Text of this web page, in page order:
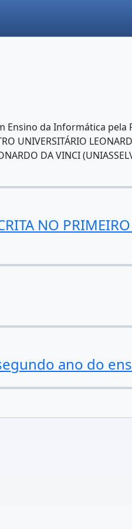
Ensino da Informática pela
UNIVERSITÁRIO
DA VINCI
NO
ano do